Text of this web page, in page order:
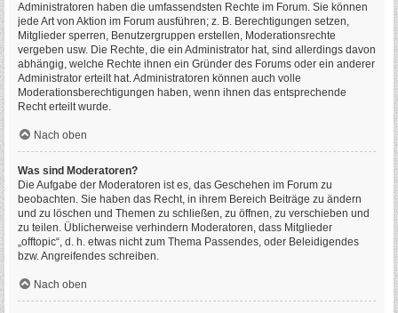
Administratoren haben die umfassendsten Rechte im Forum. Sie können
jede Art von Aktion im Forum ausführen; z. B. Berechtigungen setzen,
Mitglieder sperren, Benutzergruppen erstellen, Moderationsrechte
vergeben usw. Die Rechte, die ein Administrator hat, sind allerdings davon
abhängig, welche Rechte ihnen ein Gründer des Forums oder ein anderer
Administrator erteilt hat. Administratoren können auch volle
Moderationsberechtigungen haben, wenn ihnen das entsprechende
Recht erteilt wurde.
Nach oben
Was sind Moderatoren?
Die Aufgabe der Moderatoren ist es, das Geschehen im Forum zu
beobachten. Sie haben das Recht, in ihrem Bereich Beiträge zu ändern
und zu löschen und Themen zu schließen, zu öffnen, zu verschieben und
zu teilen. Üblicherweise verhindern Moderatoren, dass Mitglieder
„offtopic“, d. h. etwas nicht zum Thema Passendes, oder Beleidigendes
bzw. Angreifendes schreiben.
Nach oben